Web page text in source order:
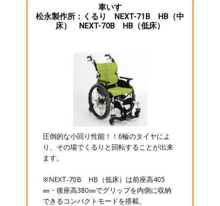
車いす
松永製作所：くるり NEXT-71B HB（中
床） NEXT-70B HB（低床）
圧倒的な小回り性能！！6輪のタイヤによ
り、その場でくるりと回転することが出来
ます。
※NEXT-70B HB（低床）は前座高405
㎜・後座高380㎜でグリップを内側に収納
できるコンパクトモードを搭載。